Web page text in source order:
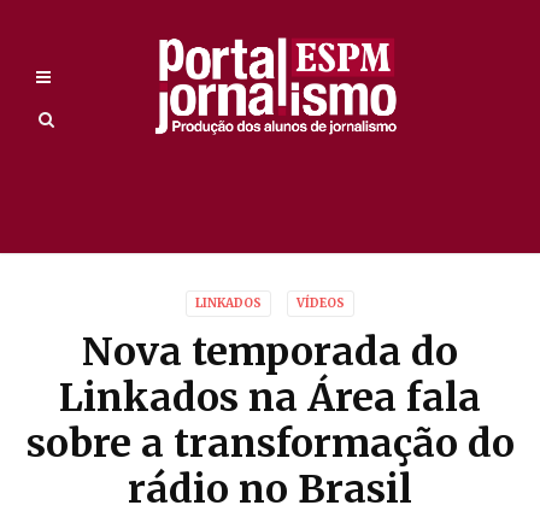
LINKADOS VÍDEOS
Nova temporada do
Linkados na Área fala
sobre a transformação do
rádio no Brasil